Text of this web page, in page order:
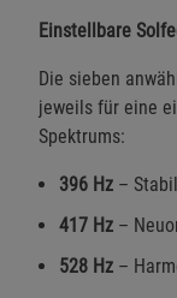
Einstellbare
Die sieben
jeweils für eine
Spektrums:
396 Hz –
417 Hz –
528 Hz –